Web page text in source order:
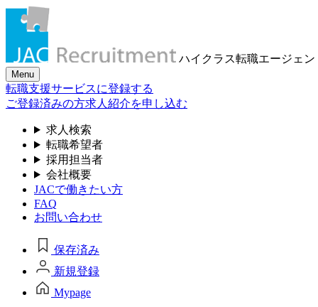
ハイクラス転職エージェン
Menu
転職支援サービスに登録する
ご登録済みの方求人紹介を申し込む
求人検索
転職希望者
採用担当者
会社概要
JACで働きたい方
FAQ
お問い合わせ
保存済み
新規登録
Mypage